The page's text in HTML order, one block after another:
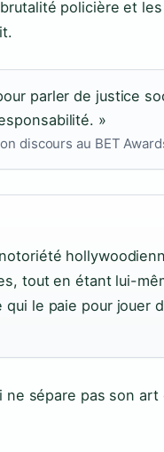
policière et
parler de justice
»
discours au BET
tout en étant lui-
le paie pour jouer
ne sépare pas son art